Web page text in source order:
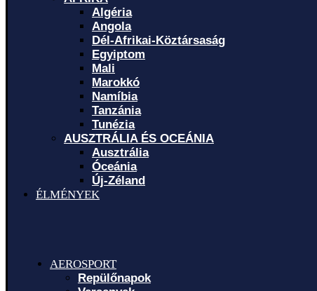
Algéria
Angola
Dél-Afrikai-Köztársaság
Egyiptom
Mali
Marokkó
Namíbia
Tanzánia
Tunézia
AUSZTRÁLIA ÉS OCEÁNIA
Ausztrália
Óceánia
Új-Zéland
ÉLMÉNYEK
AEROSPORT
Repülőnapok